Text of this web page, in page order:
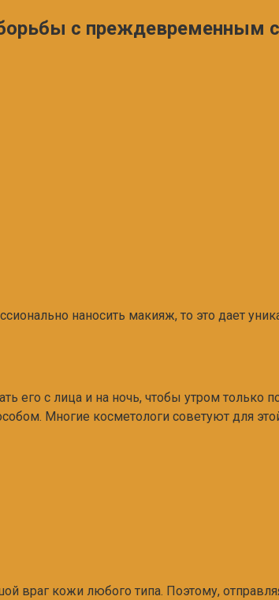
с преждевременным
наносить макияж, то это дает
его с лица и на ночь, чтобы утром
Многие косметологи советуют для
враг кожи любого типа. Поэтому,